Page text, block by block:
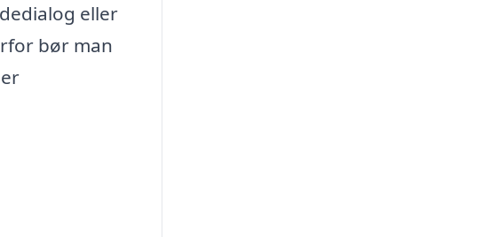
eller
bør man